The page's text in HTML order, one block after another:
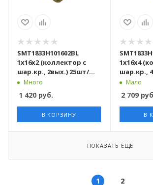
SMT1833Н101602BL
1x16x2 (коллектор с
шар.кр., 2вых.) 25шт/
корМного
1 420 руб.
В КОРЗИНУ
1х16х4
шар.кр.,
корМало
2 709
В
ПОКАЗАТЬ ЕЩЕ
1 2